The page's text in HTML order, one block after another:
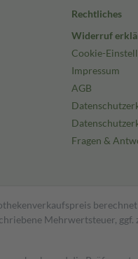
Rechtliches
Widerruf
Cookie-
Impressum
AGB
Fragen &
Mehrwertsteuer, ggf.